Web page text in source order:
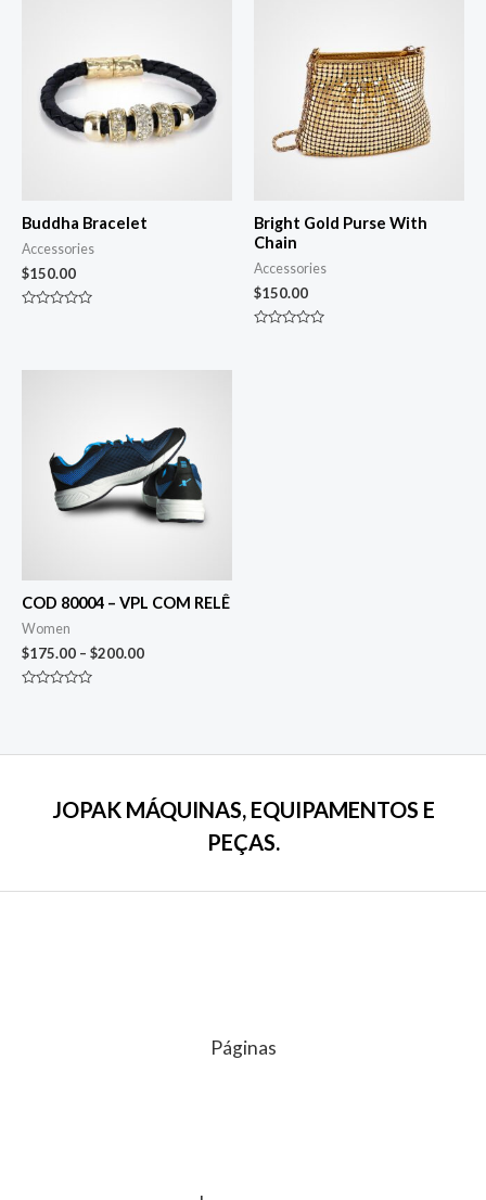
Buddha Bracelet
Accessories
$150.00
Bright Gold Purse With
Chain
Accessories
$150.00
COD 80004 – VPL COM RELÊ
Women
$175.00 – $200.00
JOPAK MÁQUINAS, EQUIPAMENTOS E
PEÇAS.
Páginas